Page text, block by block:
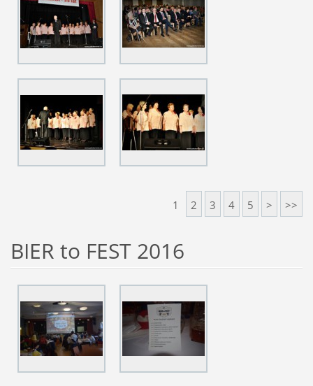
1 2 3 4 5 > >>
BIER to FEST 2016